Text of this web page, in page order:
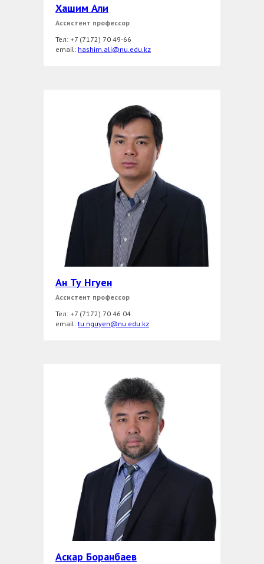
Хашим Али
Ассистент профессор
Тел: +7 (7172) 70 49-66
еmail: hashim.ali@nu.edu.kz
Ан Ту Нгуен
Ассистент профессор
Тел: +7 (7172) 70 46 04
еmail: tu.nguyen@nu.edu.kz
Аскар Боранбаев